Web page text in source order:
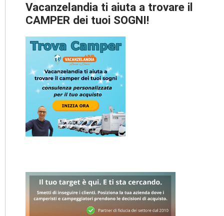
Vacanzelandia ti aiuta a trovare il
CAMPER dei tuoi SOGNI!